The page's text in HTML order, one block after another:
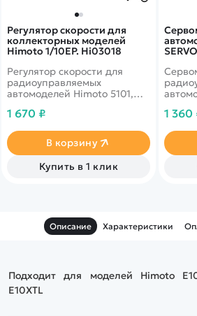
Регулятор скорости для
коллекторных моделей
Himoto 1/10EP. Hi03018
Регулятор скорости для
радиоуправляемых
автомоделей Himoto 5101,
4170. Hi03018
1 670 ₽
В корзину
Купить в 1 клик
4111,
1 360
Описание Характеристики
Подходит для моделей Himoto
E10XTL